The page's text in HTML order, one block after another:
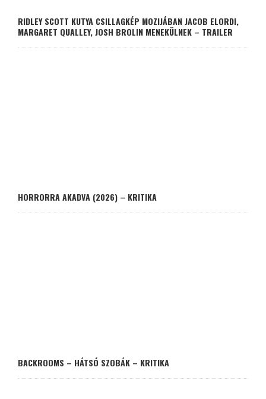
RIDLEY SCOTT KUTYA CSILLAGKÉP MOZIJÁBAN JACOB ELORDI,
MARGARET QUALLEY, JOSH BROLIN MENEKÜLNEK – TRAILER
HORRORRA AKADVA (2026) – KRITIKA
BACKROOMS – HÁTSÓ SZOBÁK – KRITIKA